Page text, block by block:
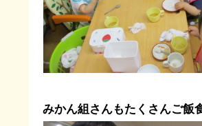
みかん組さんもたくさんご飯